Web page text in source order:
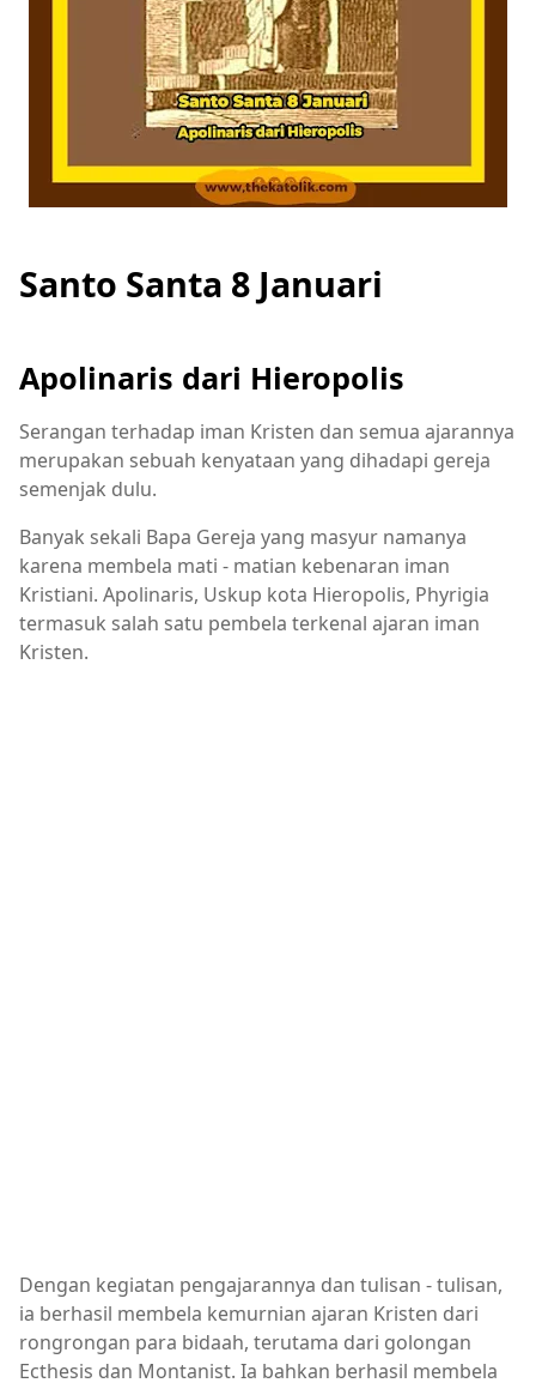
Santo Santa 8 Januari
Apolinaris dari Hieropolis
Serangan terhadap iman Kristen dan semua ajarannya
merupakan sebuah kenyataan yang dihadapi gereja
semenjak dulu.
Banyak sekali Bapa Gereja yang masyur namanya
karena membela mati - matian kebenaran iman
Kristiani. Apolinaris, Uskup kota Hieropolis, Phyrigia
termasuk salah satu pembela terkenal ajaran iman
Kristen.
Dengan kegiatan pengajarannya dan tulisan - tulisan,
ia berhasil membela kemurnian ajaran Kristen dari
rongrongan para bidaah, terutama dari golongan
Ecthesis dan Montanist. Ia bahkan berhasil membela